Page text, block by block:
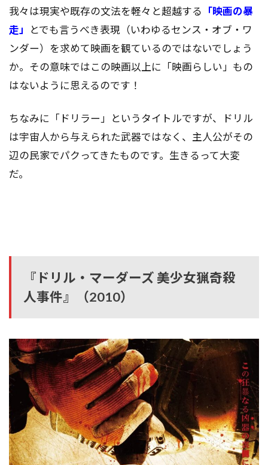
我々は現実や既存の文法を軽々と超越する 「映画の暴
走」
とでも言うべき表現（いわゆるセンス・オブ・ワ
ンダー）を求めて映画を観ているのではないでしょう
か。その意味ではこの映画以上に「映画らしい」もの
はないように思えるのです！
ちなみに「ドリラー」というタイトルですが、ドリル
は宇宙人から与えられた武器ではなく、主人公がその
辺の民家でパクってきたものです。生きるって大変
だ。
『ドリル・マーダーズ 美少女猟奇殺
人事件』（2010）